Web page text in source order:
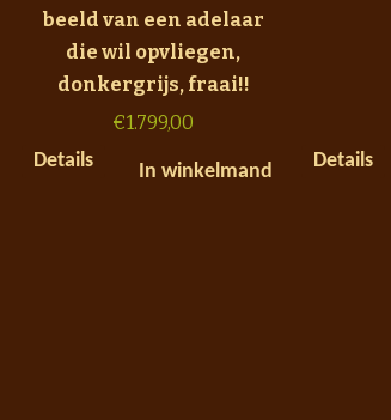
beeld van een adelaar
die wil opvliegen,
donkergrijs, fraai!!
€1.799,00
Details
In winkelmand
Details